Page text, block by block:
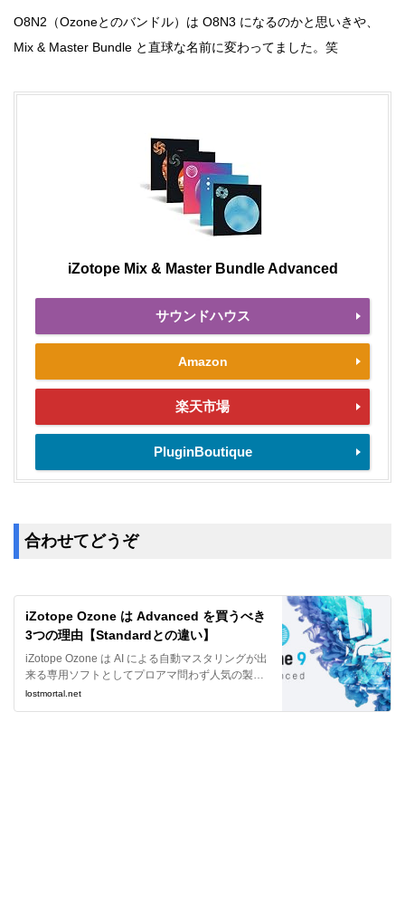
O8N2（Ozoneとのバンドル）は O8N3 になるのかと思いきや、
Mix & Master Bundle と直球な名前に変わってました。笑
iZotope Mix & Master Bundle Advanced
サウンドハウス
Amazon
楽天市場
PluginBoutique
合わせてどうぞ
iZotope Ozone は Advanced を買うべき
3つの理由【Standardとの違い】
iZotope Ozone は AI による自動マスタリングが出
来る専用ソフトとしてプロアマ問わず人気の製品
です。私は Ozone を買うなら自動機能以外にも利
lostmortal.net